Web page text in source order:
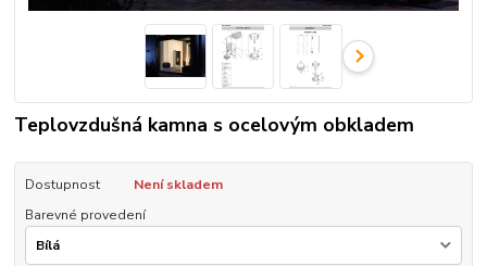
Teplovzdušná kamna s ocelovým obkladem
Dostupnost
Není skladem
Barevné provedení